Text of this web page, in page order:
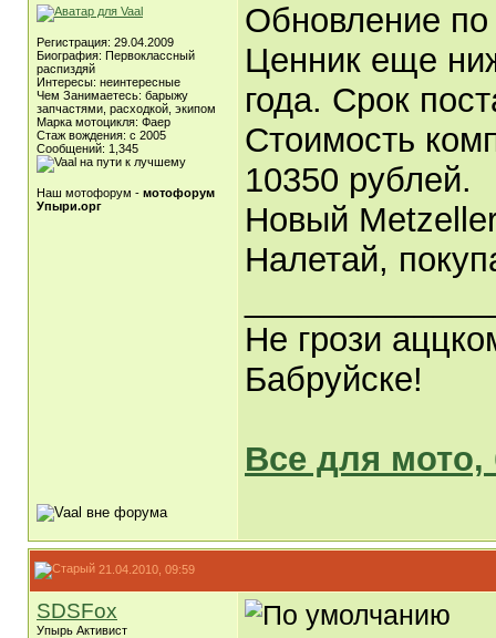
Регистрация: 29.04.2009
Биография: Первоклассный
распиздяй
Интересы: неинтересные
Чем Занимаетесь: барыжу
запчастями, расходкой, экипом
Марка мотоцикля: Фаер
Стаж вождения: с 2005
Сообщений: 1,345
Наш мотофорум - мотофорум
Упыри.орг
Обновление по
Ценник еще
года. Срок
Стоимость
10350 рублей.
Новый
Налетай,
Не грози
Бабруйске!
Все для мото,
21.04.2010, 09:59
SDSFox
Упырь Активист